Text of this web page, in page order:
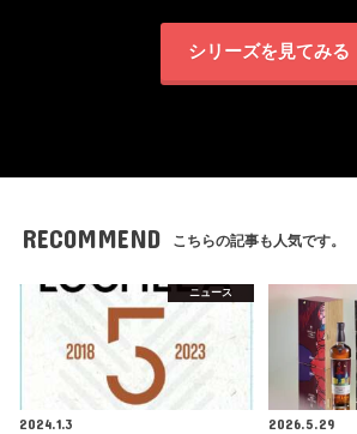
シリーズを見てみる
RECOMMEND こちらの記事も人気です。
ニュース
2024.1.3
2026.5.29